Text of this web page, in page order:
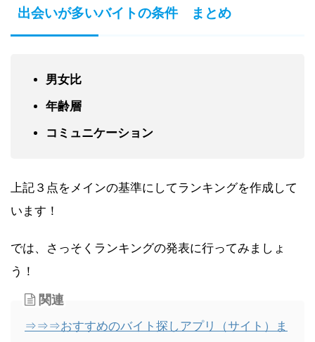
出会いが多いバイトの条件 まとめ
男女比
年齢層
コミュニケーション
上記３点をメインの基準にしてランキングを作成して
います！
では、さっそくランキングの発表に行ってみましょ
う！
関連
⇒⇒⇒おすすめのバイト探しアプリ（サイト）ま